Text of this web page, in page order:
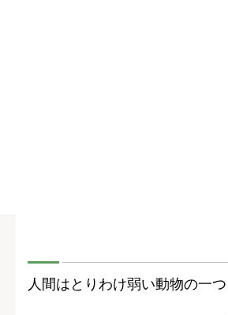
人間はとりわけ弱い動物の一つ